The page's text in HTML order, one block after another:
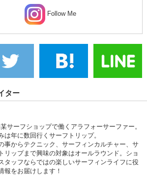
Follow Me
ター
サーフショップで働くアラフォーサーファー。
は年に数回行くサーフトリップ。
事からテクニック、サーフィンカルチャー、サ
リップまで興味の対象はオールラウンド。ショ
タッフならではの楽しいサーフィンライフに役
報をお届けします！